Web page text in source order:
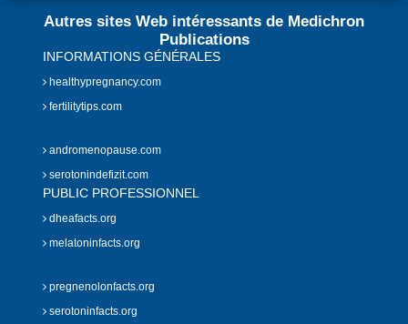
Autres sites Web intéressants de Medichron
Publications
INFORMATIONS GÉNÉRALES
healthypregnancy.com
fertilitytips.com
andromenopause.com
serotonindefizit.com
PUBLIC PROFESSIONNEL
dheafacts.org
melatoninfacts.org
pregnenolonfacts.org
serotoninfacts.org